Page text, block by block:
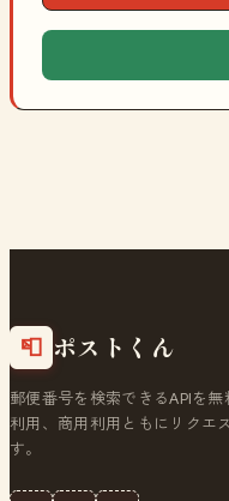
📮 ポストくん
郵便番号を検索できるAPIを
利用、商用利用ともにリクエ
す。